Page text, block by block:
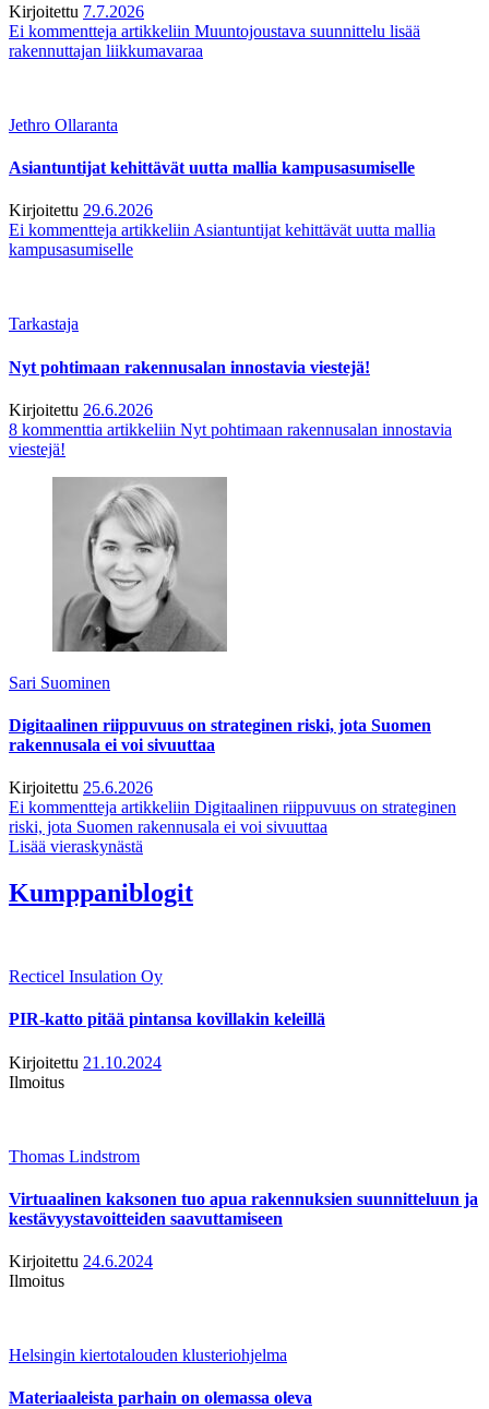
Kirjoitettu 7.7.2026
Ei kommentteja artikkeliin Muuntojoustava suunnittelu lisää
rakennuttajan liikkumavaraa
Jethro Ollaranta
Asiantuntijat kehittävät uutta mallia kampusasumiselle
Kirjoitettu 29.6.2026
Ei kommentteja artikkeliin Asiantuntijat kehittävät uutta mallia
kampusasumiselle
Tarkastaja
Nyt pohtimaan rakennusalan innostavia viestejä!
Kirjoitettu 26.6.2026
8 kommenttia artikkeliin Nyt pohtimaan rakennusalan innostavia
viestejä!
Sari Suominen
Digitaalinen riippuvuus on strateginen riski, jota Suomen
rakennusala ei voi sivuuttaa
Kirjoitettu 25.6.2026
Ei kommentteja artikkeliin Digitaalinen riippuvuus on strateginen
riski, jota Suomen rakennusala ei voi sivuuttaa
Lisää vieraskynästä
Kumppaniblogit
Recticel Insulation Oy
PIR-katto pitää pintansa kovillakin keleillä
Kirjoitettu 21.10.2024
Ilmoitus
Thomas Lindstrom
Virtuaalinen kaksonen tuo apua rakennuksien suunnitteluun ja
kestävyystavoitteiden saavuttamiseen
Kirjoitettu 24.6.2024
Ilmoitus
Helsingin kiertotalouden klusteriohjelma
Materiaaleista parhain on olemassa oleva